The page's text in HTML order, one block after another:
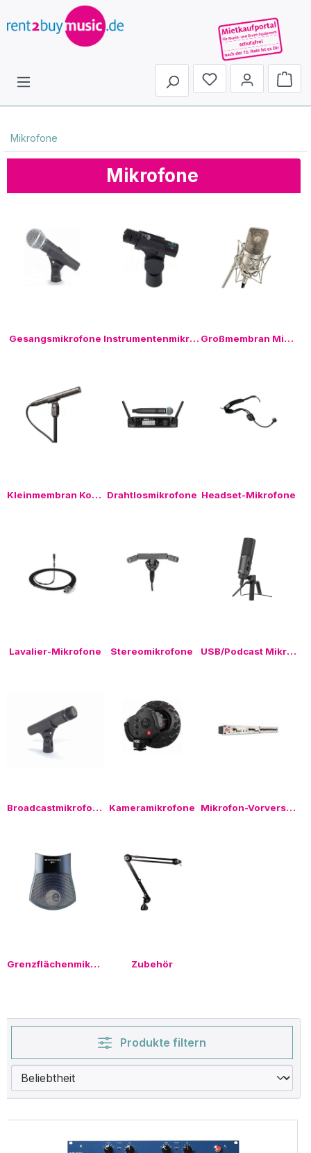
Du hast 0 Produkte
Mikrofone
Mikrofone
Gesangsmikrofone Instrumentenmikros Großmembran Mikrofone
Kleinmembran Kondensatormikros Drahtlosmikrofone Headset-Mikrofone
Lavalier-Mikrofone Stereomikrofone USB/Podcast Mikrofone
Broadcastmikrofone Kameramikrofone Mikrofon-Vorverstärker
Grenzflächenmikrofone Zubehör
Produkte filtern